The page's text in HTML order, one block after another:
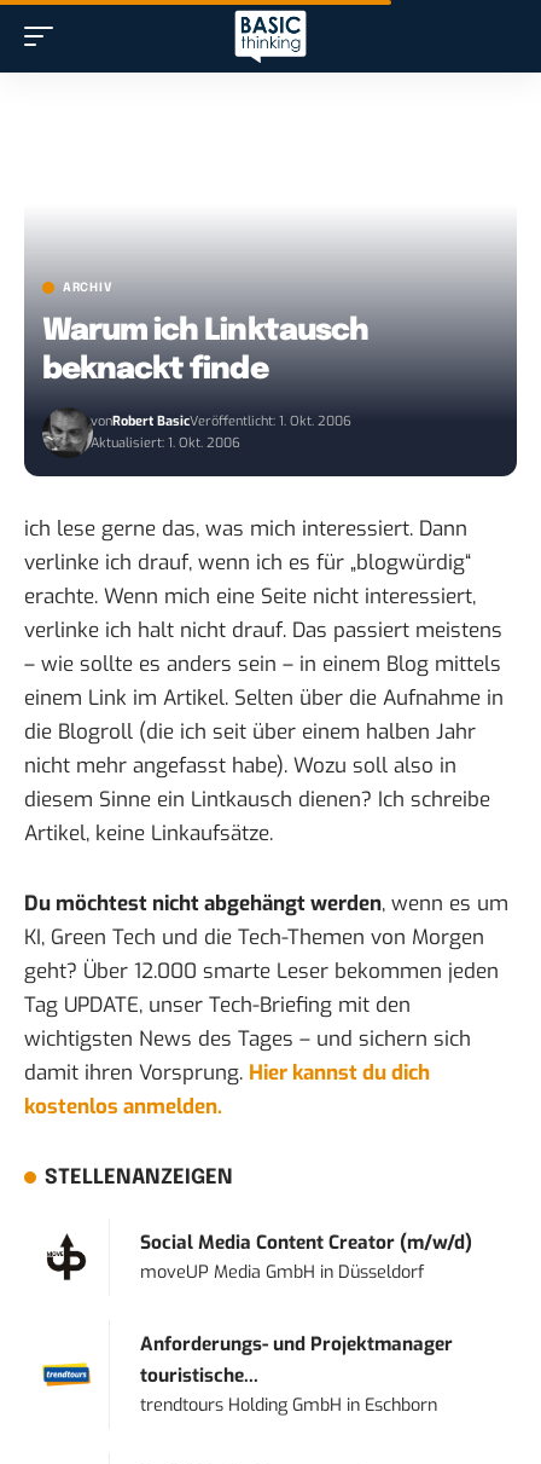
ARCHIV
Warum ich Linktausch
beknackt finde
vonRobert BasicVeröffentlicht: 1. Okt. 2006
Aktualisiert: 1. Okt. 2006
ich lese gerne das, was mich interessiert. Dann
verlinke ich drauf, wenn ich es für „blogwürdig“
erachte. Wenn mich eine Seite nicht interessiert,
verlinke ich halt nicht drauf. Das passiert meistens
– wie sollte es anders sein – in einem Blog mittels
einem Link im Artikel. Selten über die Aufnahme in
die Blogroll (die ich seit über einem halben Jahr
nicht mehr angefasst habe). Wozu soll also in
diesem Sinne ein Lintkausch dienen? Ich schreibe
Artikel, keine Linkaufsätze.
Du möchtest nicht abgehängt werden, wenn es um
KI, Green Tech und die Tech-Themen von Morgen
geht? Über 12.000 smarte Leser bekommen jeden
Tag UPDATE, unser Tech-Briefing mit den
wichtigsten News des Tages – und sichern sich
damit ihren Vorsprung. Hier kannst du dich
kostenlos anmelden.
STELLENANZEIGEN
Social Media Content Creator (m/w/d)
moveUP Media GmbH in Düsseldorf
Anforderungs- und Projektmanager
touristische...
trendtours Holding GmbH in Eschborn